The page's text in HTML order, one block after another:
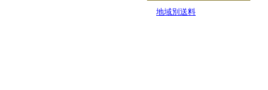
地域別送料